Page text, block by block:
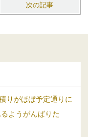
次の記事
りがほぼ予定通りに
ようがんばりた